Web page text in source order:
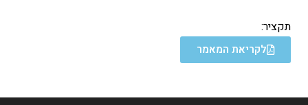
תקציר:
לקריאת המאמר